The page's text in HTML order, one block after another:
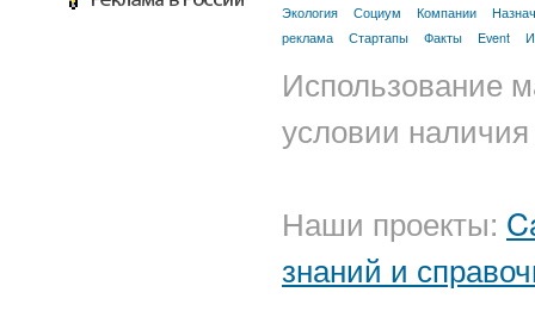
Экология
Социум Компании
реклама
Стартапы Факты Event
Использование
условии
Наши проекты:
знаний и